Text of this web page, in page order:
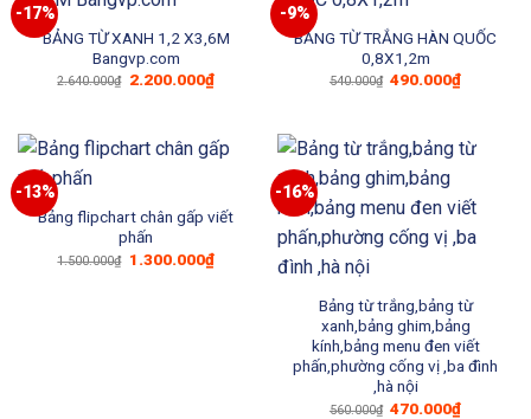
-17%
BẢNG TỪ XANH 1,2 X3,6M
Bangvp.com
2.640.000₫ Giá
2.200.000₫Giá
hiện
2.200.000₫.
-9%
BẢNG TỪ TRẮNG HÀN QUỐC
0,8X1,2m
540.000₫ Giá
490.000₫Giá
-13%
Bảng flipchart chân gấp viết
phấn
1.500.000₫ Giá
1.300.000₫Giá
hiện
-16%
Bảng từ trắng,bảng từ
xanh,bảng ghim,bảng
kính,bảng menu đen viết
phấn,phường cống vị ,ba đình
,hà nội
560.000₫ Giá
470.000₫Giá